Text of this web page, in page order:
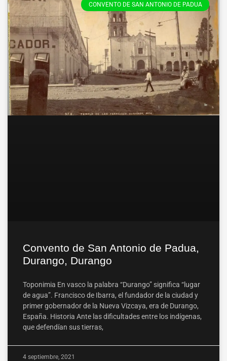
CONVENTO DE SAN ANTONIO DE PADUA
Convento de San Antonio de Padua,
Durango, Durango
Toponimia En vasco la palabra “Durango” significa “lugar
de agua”. Francisco de Ibarra, el fundador de la ciudad y
primer gobernador de la Nueva Vizcaya, era de Durango,
España. Historia Ante las dificultades entre los indígenas,
que defendían sus tierras,
4 septiembre, 2021